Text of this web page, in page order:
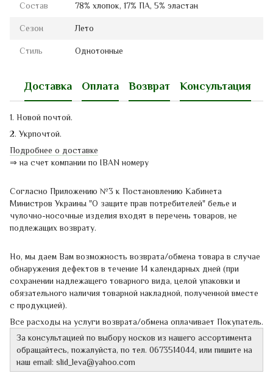
Состав 78% хлопок, 17% ПА, 5% эластан
Сезон Лето
Стиль Однотонные
Доставка Оплата Возврат Консультация
1. Новой почтой.
2. Укрпочтой.
Подробнее о доставке
⇒на счет компании по IBAN номеру
Согласно Приложению №3 к Постановлению Кабинета
Министров Украины "О защите прав потребителей" белье и
чулочно-носочные изделия входят в перечень товаров, не
подлежащих возврату.
Но, мы даем Вам возможность возврата/обмена товара в случае
обнаружения дефектов в течение 14 календарных дней (при
сохранении надлежащего товарного вида, целой упаковки и
обязательного наличия товарной накладной, полученной вместе
с продукцией).
Все расходы на услуги возврата/обмена оплачивает Покупатель.
За консультацией по выбору носков из нашего ассортимента
обращайтесь, пожалуйста, по тел. 0673514044, или пишите на
наш email: slid_leva@yahoo.com